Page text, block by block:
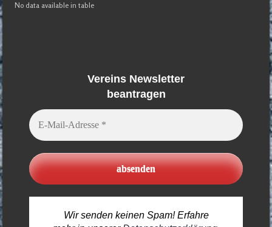
No data available in table
Vereins Newsletter
beantragen
Wir senden keinen Spam! Erfahre